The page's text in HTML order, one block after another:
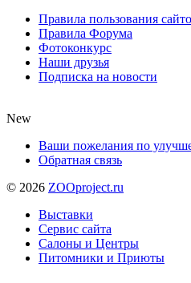
Правила пользования
Правила Форума
Фотоконкурс
Наши друзья
Подписка на новости
New
Ваши пожелания по
Обратная связь
© 2026 ZOOproject.ru
Выставки
Сервис сайта
Салоны и Центры
Питомники и Приюты